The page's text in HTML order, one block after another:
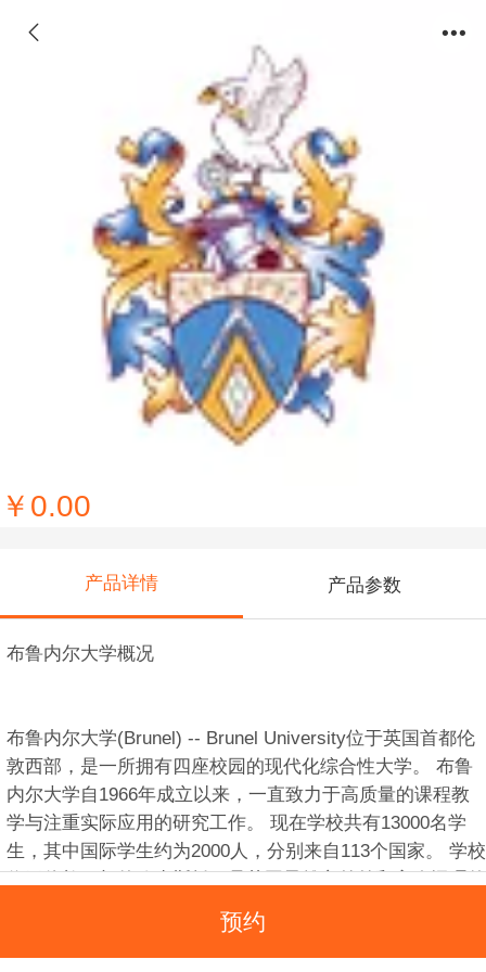
￥0.00
产品详情 产品参数
布鲁内尔大学概况
布鲁内尔大学(Brunel) -- Brunel University位于英国首都伦
敦西部，是一所拥有四座校园的现代化综合性大学。 布鲁
内尔大学自1966年成立以来，一直致力于高质量的课程教
学与注重实际应用的研究工作。 现在学校共有13000名学
生，其中国际学生约为2000人，分别来自113个国家。 学校
位于伦敦西郊的欧克斯桥，是英国最雄心勃勃和高瞻远瞩的
大学之一。她是英国一所享有国际声誉的集研究性和教育性
于一体的优秀大学，也是中国学生最喜欢的英国公立大学之
一。
预约